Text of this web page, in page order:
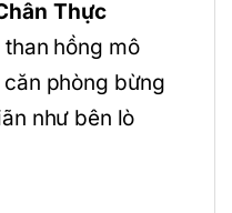
Thực
hồng mô
phòng bừng
như bên lò